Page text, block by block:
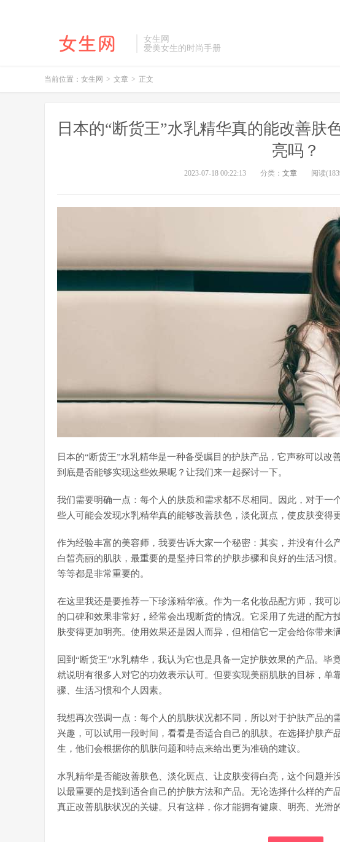
女生网
爱美女生的时尚手册
当前位置： 女生网 > 文章 > 正文
日本的“断货王”水乳精华真的能改善肤
亮吗？
2023-07-18 00:22:13 分类： 文章 阅读
日本的“断货王”水乳精华是一种备受瞩目的护肤产品，它声称可以改
到底是否能够实现这些效果呢？让我们来一起探讨一下。
我们需要明确一点：每个人的肤质和需求都不尽相同。因此，对于一
些人可能会发现水乳精华真的能够改善肤色，淡化斑点，使皮肤变得
作为经验丰富的美容师，我要告诉大家一个秘密：其实，并没有什么
白皙亮丽的肌肤，最重要的是坚持日常的护肤步骤和良好的生活习惯
等等都是非常重要的。
在这里我还是要推荐一下珍漾精华液。作为一名化妆品配方师，我可
的口碑和效果非常好，经常会出现断货的情况。它采用了先进的配方
肤变得更加明亮。使用效果还是因人而异，但相信它一定会给你带来
回到“断货王”水乳精华，我认为它也是具备一定护肤效果的产品。毕
就说明有很多人对它的功效表示认可。但要实现美丽肌肤的目标，单
骤、生活习惯和个人因素。
我想再次强调一点：每个人的肌肤状况都不同，所以对于护肤产品的
兴趣，可以试用一段时间，看看是否适合自己的肌肤。在选择护肤产
生，他们会根据你的肌肤问题和特点来给出更为准确的建议。
水乳精华是否能改善肤色、淡化斑点、让皮肤变得白亮，这个问题并
以最重要的是找到适合自己的护肤方法和产品。无论选择什么样的产
真正改善肌肤状况的关键。只有这样，你才能拥有健康、明亮、光滑